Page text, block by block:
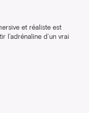
et réaliste est
l’adrénaline d’un vrai